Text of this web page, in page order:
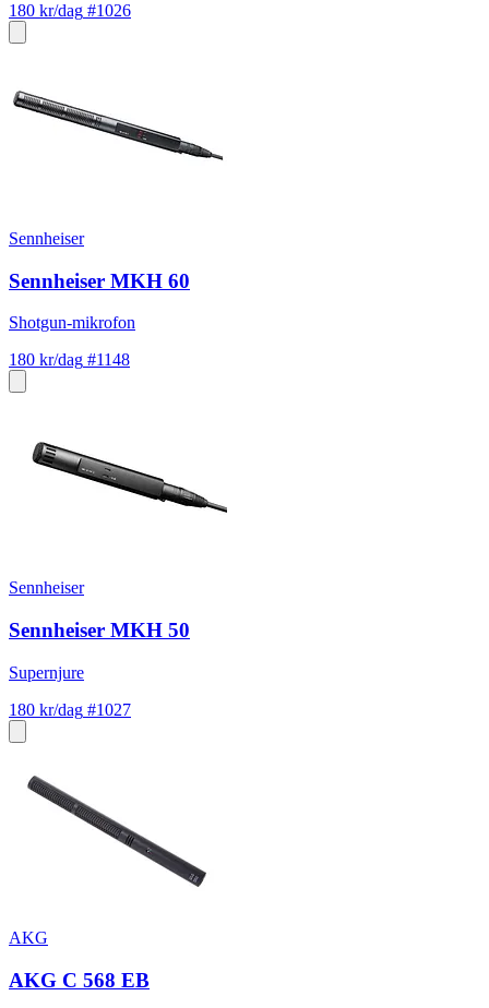
180 kr/dag #1026
Sennheiser
Sennheiser MKH 60
Shotgun-mikrofon
180 kr/dag #1148
Sennheiser
Sennheiser MKH 50
Supernjure
180 kr/dag #1027
AKG
AKG C 568 EB